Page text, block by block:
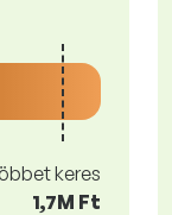
keres
1,7M Ft